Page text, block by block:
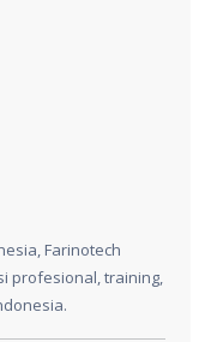
Farinotech
profesional, training,